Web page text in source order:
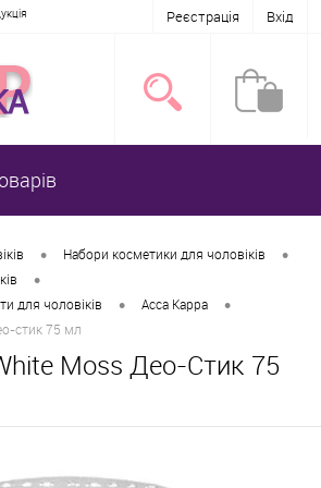
Реєстрація Вхід
• Набори косметики для чоловіків •
•
для чоловіків • Acca Kappa •
стик 75 мл